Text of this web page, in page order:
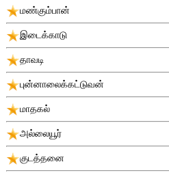
மண்கும்பான்
இடைக்காடு
தாவடி
புன்னாலைக்கட்டுவன்
மாதகல்
அல்லையூர்
குடத்தனை